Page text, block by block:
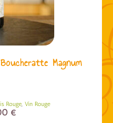
Magnum
Rouge, Vin Rouge
€